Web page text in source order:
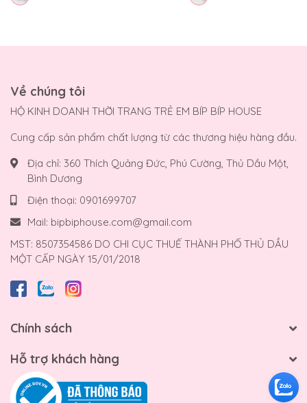
Về chúng tôi
HỘ KINH DOANH THỜI TRANG TRẺ EM BÍP BÍP HOUSE
Cung cấp sản phẩm chất lượng từ các thương hiệu hàng đầu.
Địa chỉ: 360 Thích Quảng Đức, Phú Cường, Thủ Dầu Một,
Bình Dương
Điện thoại: 0901699707
Mail: bipbiphouse.com@gmail.com
MST: 8507354586 DO CHI CỤC THUẾ THÀNH PHỐ THỦ DẦU
MỘT CẤP NGÀY 15/01/2018
Chính sách
Hỗ trợ khách hàng